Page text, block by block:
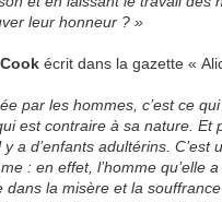
leur honneur ? »
écrit dans la gazette «
par les hommes, c’est ce
est contraire à sa nature. Et
a d’enfants adultérins. C’est
: en effet, l’homme qu’elle
dans la misère et la